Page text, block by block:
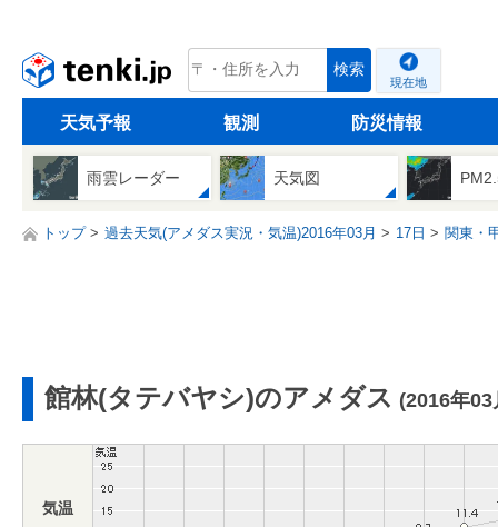
tenki.jp 検索
現在地
天気予報 観測 防災情報
雨雲レーダー 天気図
トップ 過去天気(アメダス実況・気温)2016年03月 17日 関東・
館林(タテバヤシ)のアメダス (2016年03
気温